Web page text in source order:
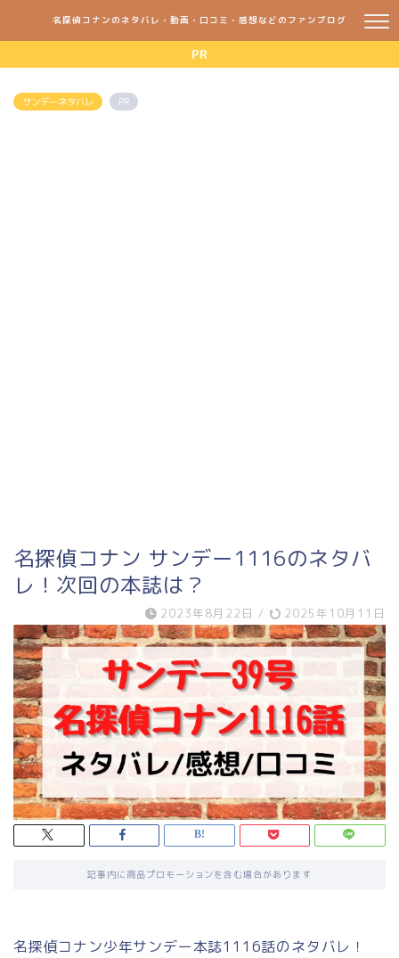
名探偵コナンのネタバレ・動画・口コミ・感想などのファンブログ
PR
サンデーネタバレ PR
名探偵コナン サンデー1116のネタバ
レ！次回の本誌は？
2023年8月22日 / 2025年10月11日
記事内に商品プロモーションを含む場合があります
名探偵コナン少年サンデー本誌1116話のネタバレ！